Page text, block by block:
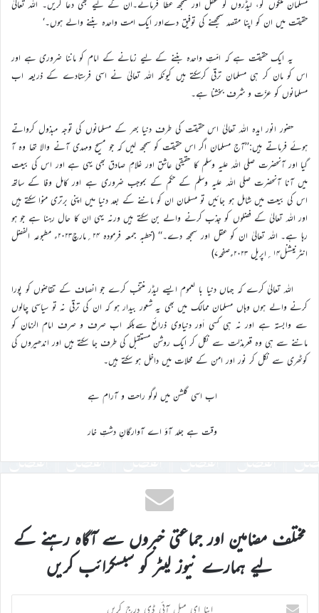
مسلمان ملکوں کو، لیڈروں کو عقل اور سمجھ عطا فرمائے۔ان کے لیے بھی دعا کریں۔ اللہ تعالیٰ
حقیقت میں ان کو اپنا مقصد سمجھنے کی توفیق دےاور ایک امت واحدہ بننے والے ہوں۔‘
یہ ایک حقیقت ہے کہ امّتِ واحدہ بننے کے لیے زمانے کے امام کو ماننا ضروری ہے اور
اس کو مان کر ہی مسلمان ترقی کرسکتے ہیں کیونکہ اللہ تعالیٰ نے اسی فرستادے کے ذریعہ اب
مسلمانوں کو عزّت و شرف بخشنا ہے۔
حضور انور ایدہ اللہ تعالیٰ اس حقیقت کی طرف دنیا بھر کے مسلمانوں کی توجہ مبذول کرواتے
ہوئے فرماتے ہیں:’’آج مسلمان اگر اس حقیقت کو سمجھ لیں کہ جو مسیح ومہدی آنے والا تھا وہ آ
گیا اور آنحضرت صلی اللہ علیہ وسلم کا حقیقی عاشق اور غلامِ صادق بھی یہی ہے اور اس کی بیعت
میں آنا آنحضرت صلی اللہ علیہ وسلم کے حکم کے بموجب ضروری ہے اور کامل وفا کے ساتھ
اس کی بیعت میں شامل ہو جائیں تو مسلمان ان کو ماننے کے بعد دنیا میں اپنی برتری منوا سکتے ہیں
اور اللہ تعالیٰ کے فضلوں کو جذب کرنے والے بن سکتے ہیں ورنہ یہی ان کا حال رہنا ہے جو ہو
رہا ہے۔ اللہ تعالیٰ ان کو عقل اور سمجھ دے۔‘‘ (خطبہ جمعہ فرمودہ ۲۴؍مارچ۲۰۲۳ء مطبوعہ الفضل
انٹرنیشنل۱۴؍اپریل ۲۰۲۳ءصفحہ۷)
اللہ تعالیٰ کرے کہ جہاں دنیا با لعموم ایسے لیڈر منتخب کرے جو انصاف کے تقاضوں کو پورا
کرنے والے ہوں وہاں مسلمان ممالک میں بھی یہ شعور بیدار ہو کہ ان کی ترقی نہ تو سیاسی چالوں
سے وابستہ ہے اور نہ ہی کسی اَور دنیاوی ذرائع سےبلکہ اب صرف و صرف امام الزمان کو
ماننے سے ہی وہ قعرمذلت سے نکل کر ایک روشن مستقبل کی طرف جا سکتے ہیں اور اندھیروں کی
کوٹھری سے نکل کر نور اور امن کے محلات میں داخل ہو سکتے ہیں۔
اب اسی گلشن میں لوگو راحت و آرام ہے
وقت ہے جلد آؤ اے آوارگانِ دشتِ خار
مختلف مضامین اور جماعتی خبروں سے آگاہ رہنے کے
لیے ہمارے نیوز لیٹر کو سبسکرائب کریں
اپنا